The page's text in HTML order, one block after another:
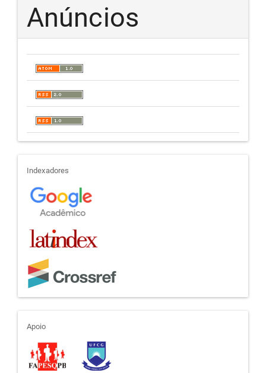
Anúncios
indexadores
Indexadores
apoio
Apoio